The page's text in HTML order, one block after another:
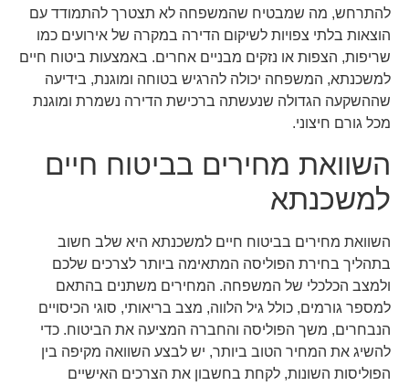
להתרחש, מה שמבטיח שהמשפחה לא תצטרך להתמודד עם
הוצאות בלתי צפויות לשיקום הדירה במקרה של אירועים כמו
שריפות, הצפות או נזקים מבניים אחרים. באמצעות ביטוח חיים
למשכנתא, המשפחה יכולה להרגיש בטוחה ומוגנת, בידיעה
שההשקעה הגדולה שנעשתה ברכישת הדירה נשמרת ומוגנת
מכל גורם חיצוני.
השוואת מחירים בביטוח חיים
למשכנתא
השוואת מחירים בביטוח חיים למשכנתא היא שלב חשוב
בתהליך בחירת הפוליסה המתאימה ביותר לצרכים שלכם
ולמצב הכלכלי של המשפחה. המחירים משתנים בהתאם
למספר גורמים, כולל גיל הלווה, מצב בריאותי, סוגי הכיסויים
הנבחרים, משך הפוליסה והחברה המציעה את הביטוח. כדי
להשיג את המחיר הטוב ביותר, יש לבצע השוואה מקיפה בין
הפוליסות השונות, לקחת בחשבון את הצרכים האישיים